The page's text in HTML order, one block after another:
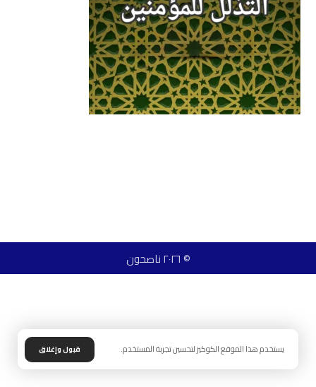
© ٢٠٢٦ ناصحون
يستخدم هذا الموقع الكوكيز لتحسين تجربة المستخدم. قبول وإغلاق